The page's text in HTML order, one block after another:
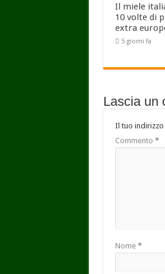
Il miele
10 volte di
extra
5 giorni fa
Lascia un
Il tuo
Commento *
Nome *